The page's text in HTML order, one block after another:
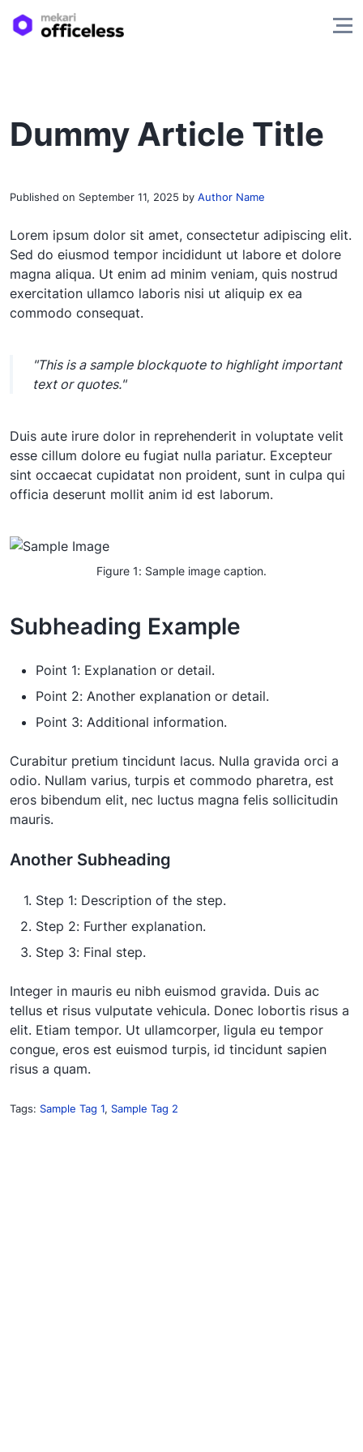
Dummy Article Title
Published on September 11, 2025 by Author Name
Lorem ipsum dolor sit amet, consectetur adipiscing elit.
Sed do eiusmod tempor incididunt ut labore et dolore
magna aliqua. Ut enim ad minim veniam, quis nostrud
exercitation ullamco laboris nisi ut aliquip ex ea
commodo consequat.
"This is a sample blockquote to highlight important
text or quotes."
Duis aute irure dolor in reprehenderit in voluptate velit
esse cillum dolore eu fugiat nulla pariatur. Excepteur
sint occaecat cupidatat non proident, sunt in culpa qui
officia deserunt mollit anim id est laborum.
Figure 1: Sample image caption.
Subheading Example
Point 1: Explanation or detail.
Point 2: Another explanation or detail.
Point 3: Additional information.
Curabitur pretium tincidunt lacus. Nulla gravida orci a
odio. Nullam varius, turpis et commodo pharetra, est
eros bibendum elit, nec luctus magna felis sollicitudin
mauris.
Another Subheading
Step 1: Description of the step.
Step 2: Further explanation.
Step 3: Final step.
Integer in mauris eu nibh euismod gravida. Duis ac
tellus et risus vulputate vehicula. Donec lobortis risus a
elit. Etiam tempor. Ut ullamcorper, ligula eu tempor
congue, eros est euismod turpis, id tincidunt sapien
risus a quam.
Tags: Sample Tag 1, Sample Tag 2